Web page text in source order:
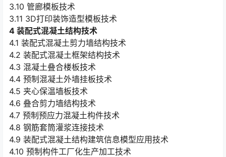
3.10 管廊模板技术
3.11 3D打印装饰造型模板技术
4 装配式混凝土结构技术
4.1 装配式混凝土剪力墙结构技术
4.2 装配式混凝土框架结构技术
4.3 混凝土叠合楼板技术
4.4 预制混凝土外墙挂板技术
4.5 夹心保温墙板技术
4.6 叠合剪力墙结构技术
4.7 预制预应力混凝土构件技术
4.8 钢筋套筒灌浆连接技术
4.9 装配式混凝土结构建筑信息模型应用技术
4.10 预制构件工厂化生产加工技术